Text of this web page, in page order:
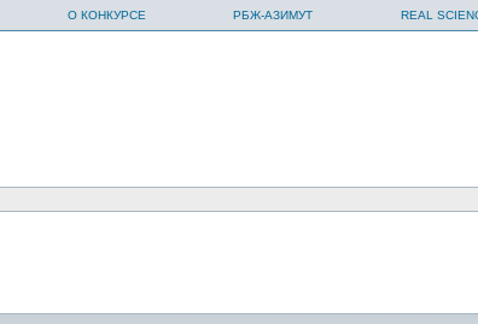
О КОНКУРСЕ РБЖ-АЗИМУТ REAL